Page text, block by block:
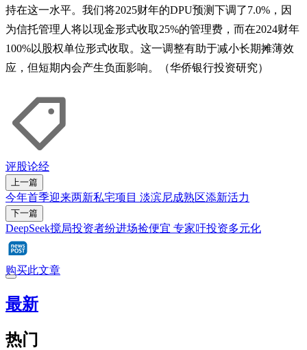
持在这一水平。我们将2025财年的DPU预测下调了7.0%，因
为信托管理人将以现金形式收取25%的管理费，而在2024财年
100%以股权单位形式收取。这一调整有助于减小长期摊薄效
应，但短期内会产生负面影响。（华侨银行投资研究）
评股论经
上一篇
今年首季迎来两新私宅项目 淡滨尼成熟区添新活力
下一篇
DeepSeek搅局投资者纷进场捡便宜 专家吁投资多元化
购买此文章
最新
热门